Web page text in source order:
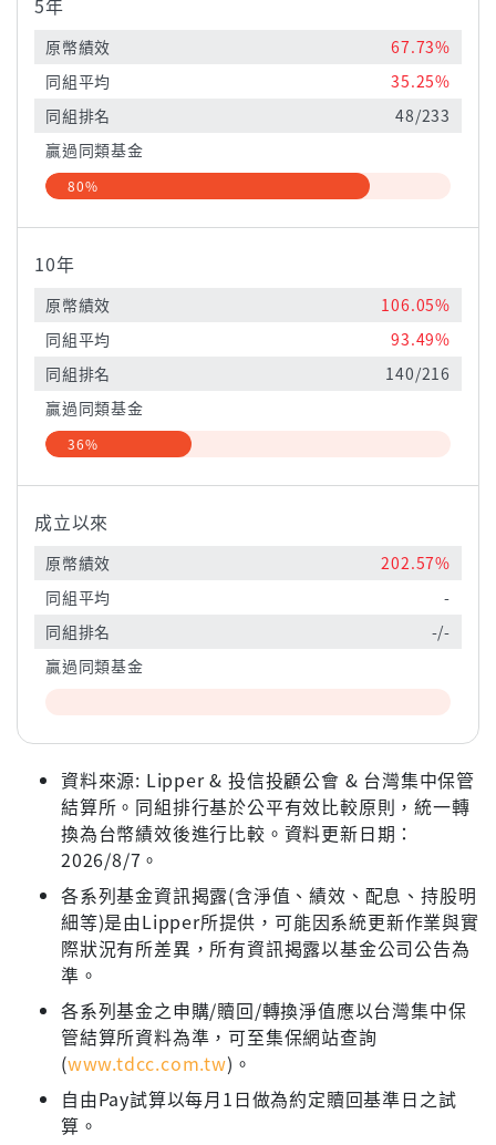
5年
原幣績效
67.73%
同組平均
35.25%
同組排名
48/233
贏過同類基金
80%
10年
原幣績效
106.05%
同組平均
93.49%
同組排名
140/216
贏過同類基金
36%
成立以來
原幣績效
202.57%
同組平均
-
同組排名
-/-
贏過同類基金
資料來源: Lipper & 投信投顧公會 & 台灣集中保管
結算所。同組排行基於公平有效比較原則，統一轉
換為台幣績效後進行比較。資料更新日期：
2026/8/7。
各系列基金資訊揭露(含淨值、績效、配息、持股明
細等)是由Lipper所提供，可能因系統更新作業與實
際狀況有所差異，所有資訊揭露以基金公司公告為
準。
各系列基金之申購/贖回/轉換淨值應以台灣集中保
管結算所資料為準，可至集保網站查詢
(www.tdcc.com.tw)。
自由Pay試算以每月1日做為約定贖回基準日之試
算。